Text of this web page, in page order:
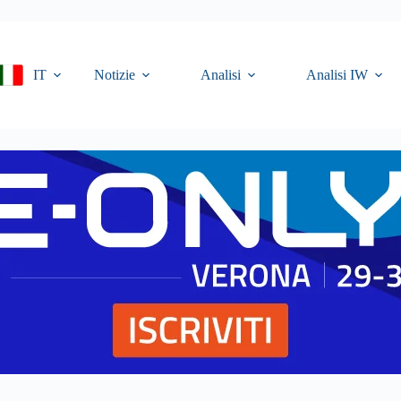
IT
Notizie Analisi Analisi IW